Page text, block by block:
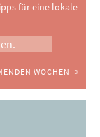
für eine lokale
WOCHEN